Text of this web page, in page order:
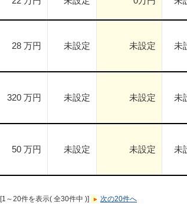
28 万円 未設定 未設定 未
320 万円 未設定 未設定 未
50 万円 未設定 未設定 未
[1～20件を表示( 全30件中 )] 次の20件へ